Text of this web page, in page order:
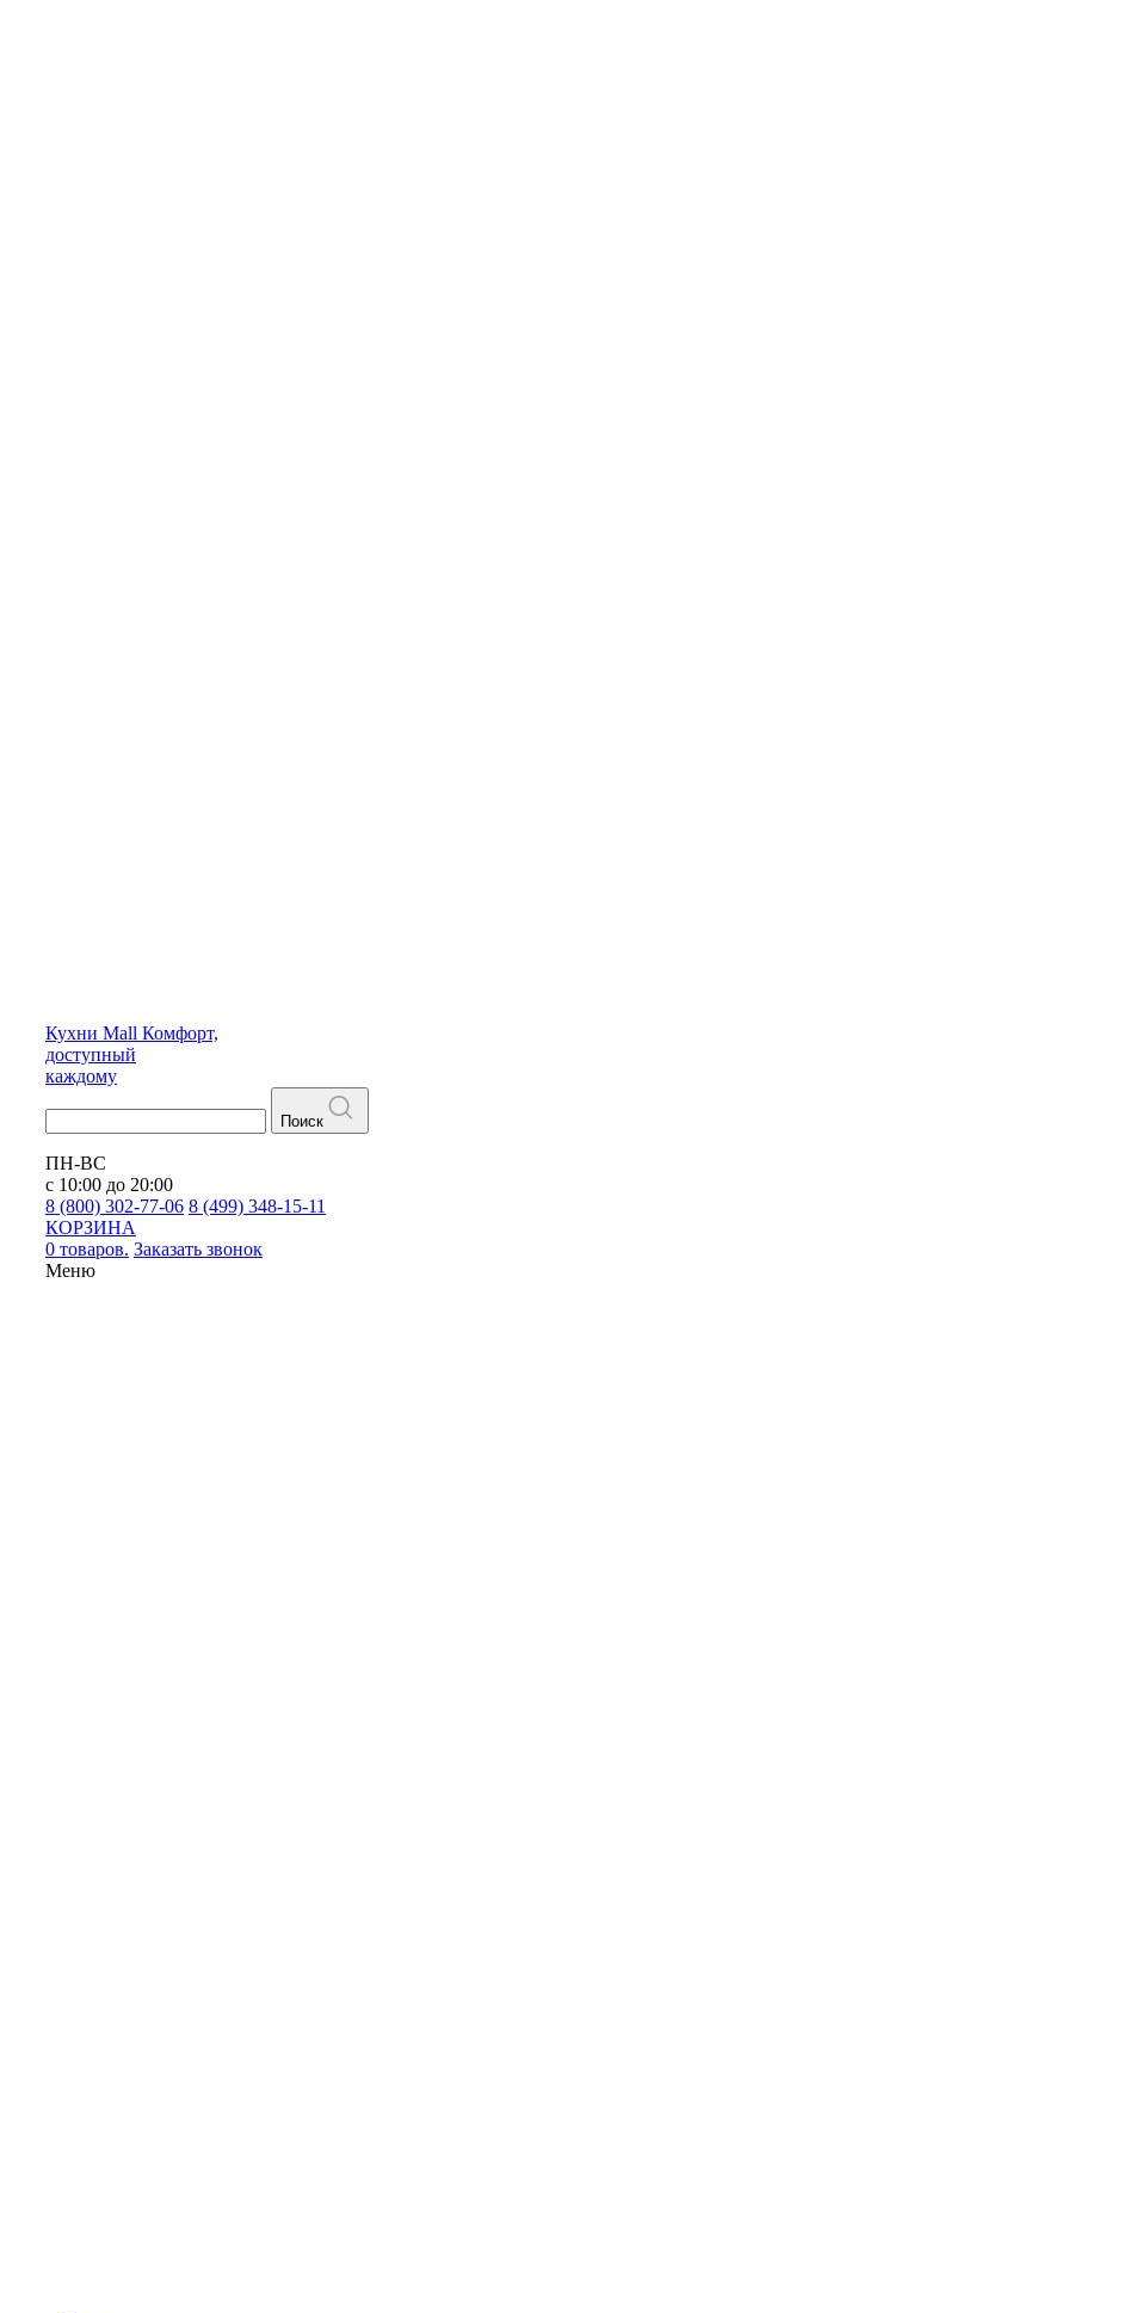
Кухни Mall Комфорт,
доступный
каждому
Поиск
ПН-ВС
с 10:00 до 20:00
8 (800) 302-77-06 8 (499) 348-15-11
КОРЗИНА
0 товаров. Заказать звонок
Меню